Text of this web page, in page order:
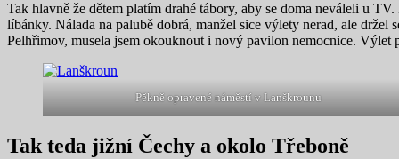
Tak hlavně že dětem platím drahé tábory, aby se doma neváleli u
líbánky. Nálada na palubě dobrá, manžel sice výlety nerad, ale
Pelhřimov, musela jsem okouknout i nový pavilon nemocnice. Výlet
Pěkně opravené náměstí v Lanškrounu
Tak teda jižní Čechy a okolo Třeboně